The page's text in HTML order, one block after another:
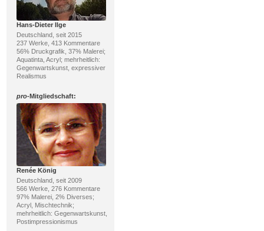
Hans-Dieter Ilge
Deutschland, seit 2015
237 Werke, 413 Kommentare
56% Druckgrafik, 37% Malerei;
Aquatinta, Acryl; mehrheitlich:
Gegenwartskunst, expressiver
Realismus
pro-Mitgliedschaft:
Renée König
Deutschland, seit 2009
566 Werke, 276 Kommentare
97% Malerei, 2% Diverses;
Acryl, Mischtechnik;
mehrheitlich: Gegenwartskunst,
Postimpressionismus